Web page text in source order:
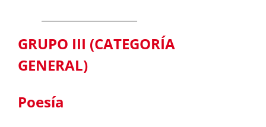
GRUPO III (CATEGORÍA
GENERAL)
Poesía